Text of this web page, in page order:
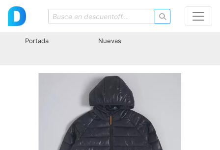
Portada Nuevas